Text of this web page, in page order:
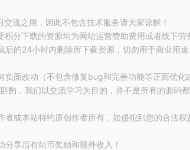
流之用，因此不包含技术服务请大家谅解！
分下载的资源均为网站运营赞助费用或者线下劳
的24小时内删除所下载资源，切勿用于商业用
面改动（不包含修复bug和完善功能等正面优化
酌，我们以交流学习为目的，并不是所有的源码
或本站特约原创作者所有，如侵犯到您的合法
享后有站币奖励和额外收入！